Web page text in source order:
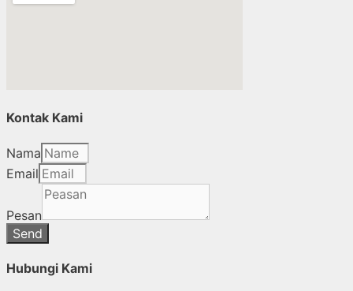
Kontak Kami
Nama
Email
Pesan
Send
Hubungi Kami